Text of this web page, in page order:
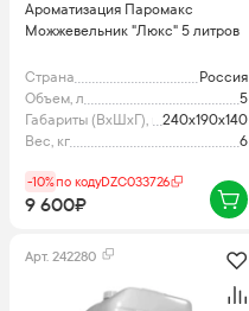
Ароматизация Паромакс
Можжевельник "Люкс" 5 литров
Страна
Россия
Объем, л
5
Габариты (ВхШхГ), мм240x190x140
Вес, кг
6
-10%по кодуDZC033726
9 600₽
Арт. 242280